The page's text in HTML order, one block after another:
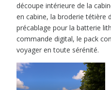
découpe intérieure de la
en cabine, la broderie tétière
précablage pour la batterie
commande digital, le pack
voyager en toute sérénité.